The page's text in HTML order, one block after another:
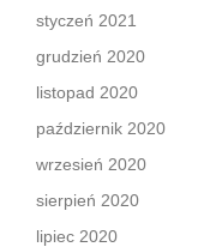
styczeń 2021
grudzień 2020
listopad 2020
październik 2020
wrzesień 2020
sierpień 2020
lipiec 2020